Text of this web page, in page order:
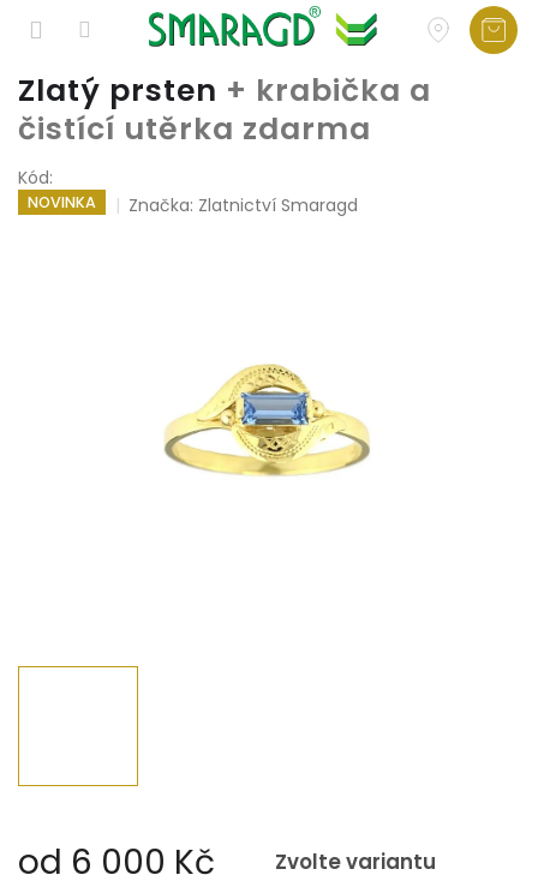
Přejít
na
obsah
Zlatý prsten + krabička a
čistící utěrka zdarma
Kód:
NOVINKA Značka: Zlatnictví Smaragd
od 6 000 Kč Zvolte variantu